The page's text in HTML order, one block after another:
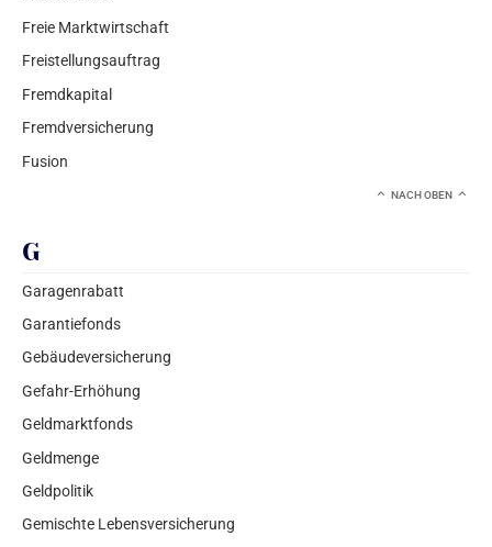
Freie Marktwirtschaft
Freistellungsauftrag
Fremdkapital
Fremdversicherung
Fusion
NACH OBEN
G
Garagenrabatt
Garantiefonds
Gebäudeversicherung
Gefahr-Erhöhung
Geldmarktfonds
Geldmenge
Geldpolitik
Gemischte Lebensversicherung